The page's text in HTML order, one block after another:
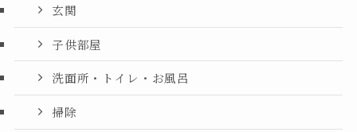
玄関
子供部屋
洗面所・トイレ・お風呂
掃除